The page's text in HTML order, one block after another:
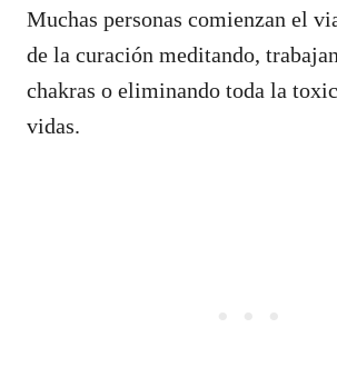
Muchas personas comienzan el
de la curación meditando,
chakras o eliminando toda la
vidas.